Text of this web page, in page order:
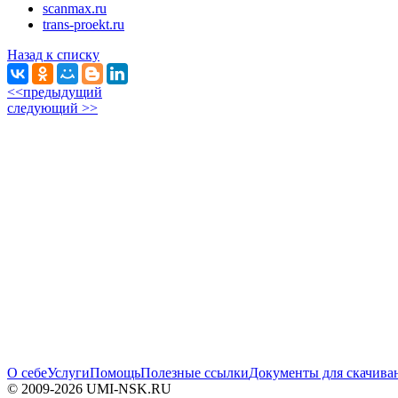
scanmax.ru
trans-proekt.ru
Назад к списку
<<предыдущий
следующий >>
О себеУслугиПомощьПолезные ссылкиДокументы для
© 2009-2026 UMI-NSK.RU